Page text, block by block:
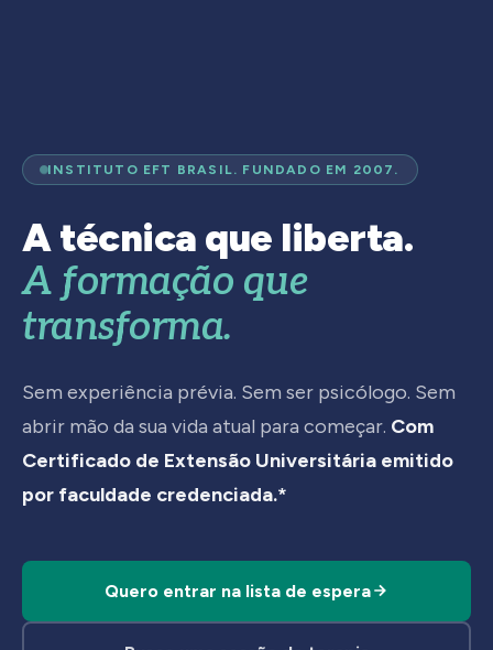
INSTITUTO EFT BRASIL. FUNDADO EM 2007.
A técnica que liberta.
A formação que
transforma.
Sem experiência prévia. Sem ser psicólogo. Sem
abrir mão da sua vida atual para começar. Com
Certificado de Extensão Universitária emitido
por faculdade credenciada.*
Quero entrar na lista de espera